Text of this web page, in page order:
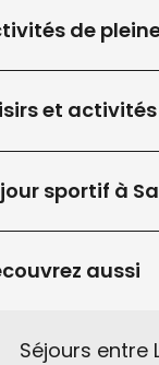
de
et activités
sportif à
aussi
Séjours entre